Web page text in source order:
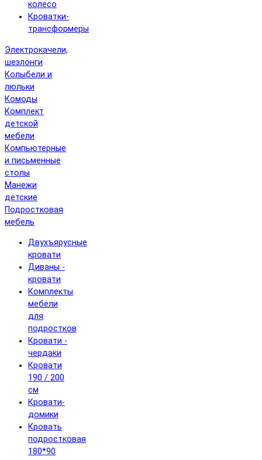
колесо
Кроватки-
трансформеры
Электрокачели,
шезлонги
Колыбели и
люльки
Комоды
Комплект
детской
мебели
Компьютерные
и письменные
столы
Манежи
детские
Подростковая
мебель
Двухъярусные
кровати
Диваны -
кровати
Комплекты
мебели
для
подростков
Кровати -
чердаки
Кровати
190 / 200
см
Кровати-
домики
Кровать
подростковая
180*90